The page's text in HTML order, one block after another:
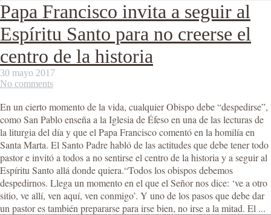
Papa Francisco invita a seguir al
Espíritu Santo para no creerse el
centro de la historia
30 mayo 2017
No comments
En un cierto momento de la vida, cualquier Obispo debe “despedirse”,
como San Pablo enseña a la Iglesia de Éfeso en una de las lecturas de
la liturgia del día y que el Papa Francisco comentó en la homilía en
Santa Marta. El Santo Padre habló de las actitudes que debe tener todo
pastor e invitó a todos a no sentirse el centro de la historia y a seguir al
Espíritu Santo allá donde quiera.“Todos los obispos debemos
despedirnos. Llega un momento en el que el Señor nos dice: ‘ve a otro
sitio, ve allí, ven aquí, ven conmigo’. Y uno de los pasos que debe dar
un pastor es también prepararse para irse bien, no irse a la mitad. El ...